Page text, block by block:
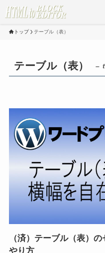
トップ テーブル（表）
テーブル（表） –
（済）テーブル（表）
やり方